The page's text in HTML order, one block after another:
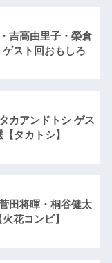
吉高由里子・榮倉
スト回おもしろ
カアンドトシ ゲス
タカトシ】
田将暉・桐谷健太
花コンビ】